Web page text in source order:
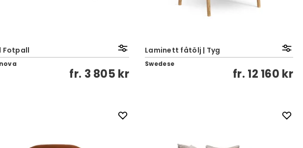
Fotpall
fr. 3 805 kr
Laminett fåtölj | Tyg
Swedese
fr. 12 160 kr